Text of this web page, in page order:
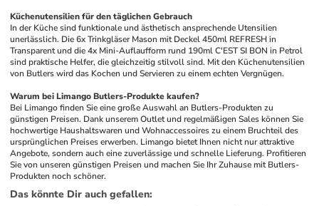
Küchenutensilien für den täglichen Gebrauch
In der Küche sind funktionale und ästhetisch ansprechende Utensilien
unerlässlich. Die 6x Trinkgläser Mason mit Deckel 450ml REFRESH in
Transparent und die 4x Mini-Auflaufform rund 190ml C'EST SI BON in Petrol
sind praktische Helfer, die gleichzeitig stilvoll sind. Mit den Küchenutensilien
von Butlers wird das Kochen und Servieren zu einem echten Vergnügen.
Warum bei Limango Butlers-Produkte kaufen?
Bei Limango finden Sie eine große Auswahl an Butlers-Produkten zu
günstigen Preisen. Dank unserem Outlet und regelmäßigen Sales können Sie
hochwertige Haushaltswaren und Wohnaccessoires zu einem Bruchteil des
ursprünglichen Preises erwerben. Limango bietet Ihnen nicht nur attraktive
Angebote, sondern auch eine zuverlässige und schnelle Lieferung. Profitieren
Sie von unseren günstigen Preisen und machen Sie Ihr Zuhause mit Butlers-
Produkten noch schöner.
Das könnte Dir auch gefallen: